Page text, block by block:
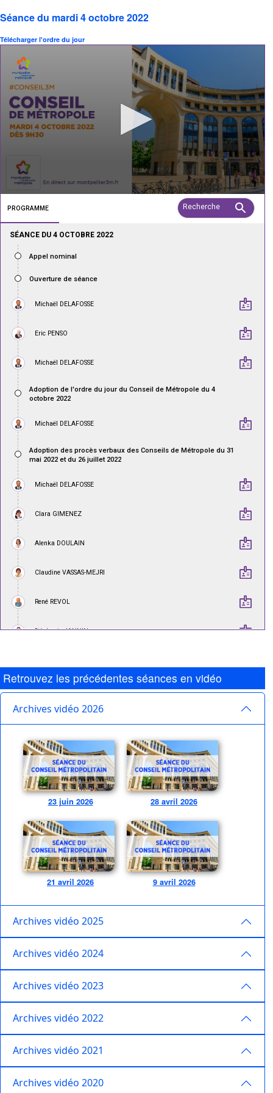
Séance du mardi 4 octobre 2022
Télécharger l'ordre du jour
Retrouvez les précédentes séances en vidéo
Archives vidéo 2026
23 juin 2026 28 avril 2026
21 avril 2026 9 avril 2026
Archives vidéo 2025
Archives vidéo 2024
Archives vidéo 2023
Archives vidéo 2022
Archives vidéo 2021
Archives vidéo 2020